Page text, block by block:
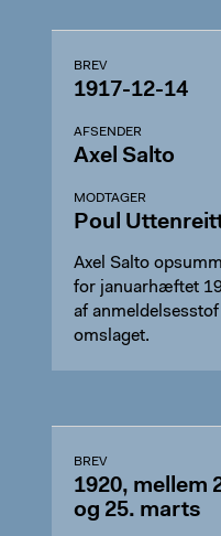
BREV
1917-12-14
AFSENDER
Axel Salto
MODTAGER
Poul
Axel Salto
for januarhæftet
af anmeldelsesstof
omslaget.
BREV
1920, mellem
og 25. marts